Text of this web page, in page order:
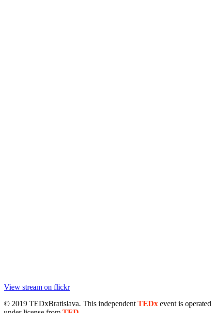
View stream on flickr
© 2019 TEDxBratislava. This independent TEDx event is operated